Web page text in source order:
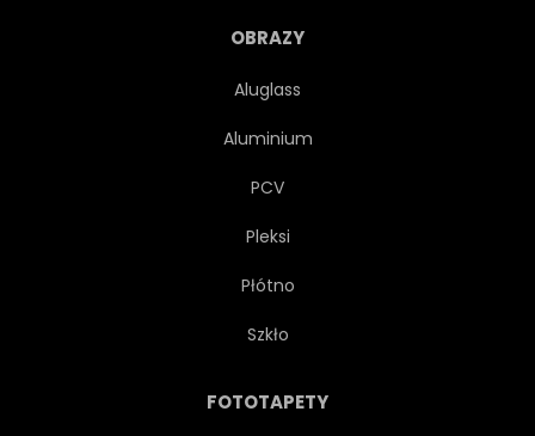
OBRAZY
Aluglass
Aluminium
PCV
Pleksi
Płótno
Szkło
FOTOTAPETY